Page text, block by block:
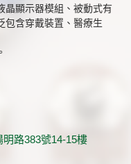
晶顯示器模組、被動式有
包含穿戴裝置、醫療生
路383號14-15樓